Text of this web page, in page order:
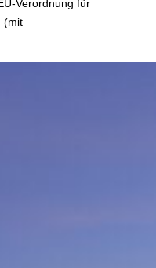
Verordnung für
(mit